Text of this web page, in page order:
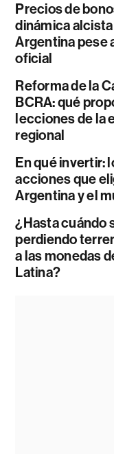
Precios de
dinámica
Argentina pese
oficial
Reforma de la
BCRA: qué
lecciones de la
regional
En qué invertir:
acciones que
Argentina y el
¿Hasta cuándo
perdiendo
a las monedas
Latina?